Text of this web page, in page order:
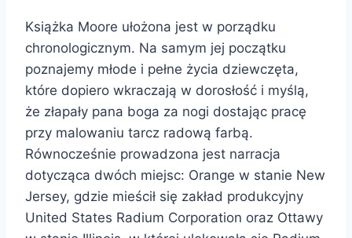
Książka Moore ułożona jest w porządku
chronologicznym. Na samym jej początku
poznajemy młode i pełne życia dziewczęta,
które dopiero wkraczają w dorosłość i myślą,
że złapały pana boga za nogi dostając pracę
przy malowaniu tarcz radową farbą.
Równocześnie prowadzona jest narracja
dotycząca dwóch miejsc: Orange w stanie New
Jersey, gdzie mieścił się zakład produkcyjny
United States Radium Corporation oraz Ottawy